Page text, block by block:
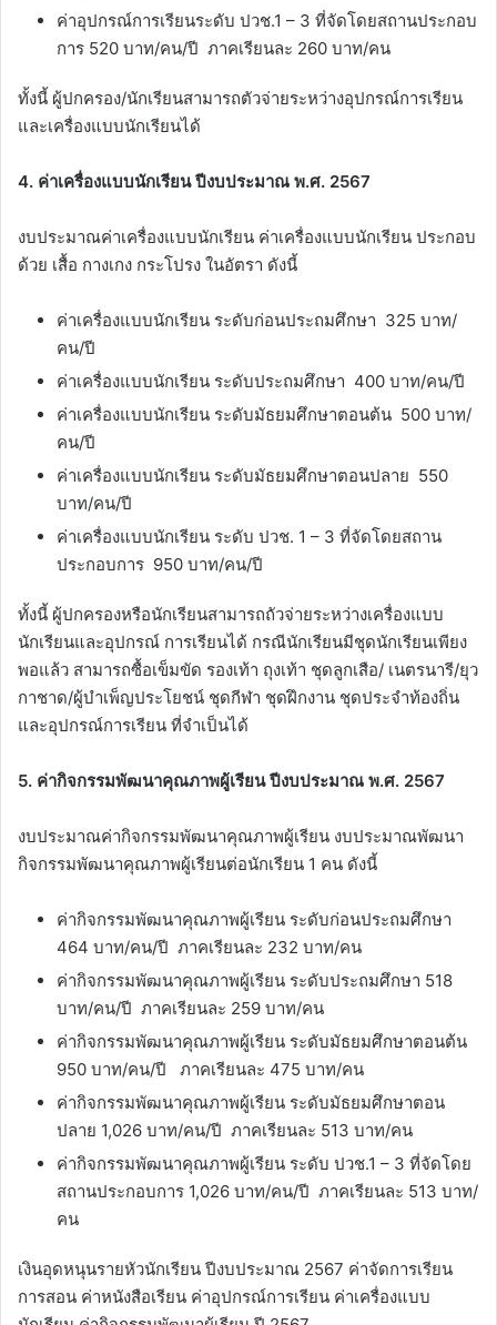
ค่าอุปกรณ์การเรียนระดับ ปวช.1 – 3 ที่จัดโดยสถานประกอบ
การ 520 บาท/คน/ปี ภาคเรียนละ 260 บาท/คน
ทั้งนี้ ผู้ปกครอง/นักเรียนสามารถตัวจ่ายระหว่างอุปกรณ์การเรียน
และเครื่องแบบนักเรียนได้
4. ค่าเครื่องแบบนักเรียน ปีงบประมาณ พ.ศ. 2567
งบประมาณค่าเครื่องแบบนักเรียน ค่าเครื่องแบบนักเรียน ประกอบ
ด้วย เสื้อ กางเกง กระโปรง ในอัตรา ดังนี้
ค่าเครื่องแบบนักเรียน ระดับก่อนประถมศึกษา 325 บาท/
คน/ปี
ค่าเครื่องแบบนักเรียน ระดับประถมศึกษา 400 บาท/คน/ปี
ค่าเครื่องแบบนักเรียน ระดับมัธยมศึกษาตอนต้น 500 บาท/
คน/ปี
ค่าเครื่องแบบนักเรียน ระดับมัธยมศึกษาตอนปลาย 550
บาท/คน/ปี
ค่าเครื่องแบบนักเรียน ระดับ ปวช. 1 – 3 ที่จัดโดยสถาน
ประกอบการ 950 บาท/คน/ปี
ทั้งนี้ ผู้ปกครองหรือนักเรียนสามารถถัวจ่ายระหว่างเครื่องแบบ
นักเรียนและอุปกรณ์ การเรียนได้ กรณีนักเรียนมีชุดนักเรียนเพียง
พอแล้ว สามารถซื้อเข็มขัด รองเท้า ถุงเท้า ชุดลูกเสือ/ เนตรนารี/ยุว
กาชาด/ผู้บำเพ็ญประโยชน์ ชุดกีฬา ชุดฝึกงาน ชุดประจำท้องถิ่น
และอุปกรณ์การเรียน ที่จำเป็นได้
5. ค่ากิจกรรมพัฒนาคุณภาพผู้เรียน ปีงบประมาณ พ.ศ. 2567
งบประมาณค่ากิจกรรมพัฒนาคุณภาพผู้เรียน งบประมาณพัฒนา
กิจกรรมพัฒนาคุณภาพผู้เรียนต่อนักเรียน 1 คน ดังนี้
ค่ากิจกรรมพัฒนาคุณภาพผู้เรียน ระดับก่อนประถมศึกษา
464 บาท/คน/ปี ภาคเรียนละ 232 บาท/คน
ค่ากิจกรรมพัฒนาคุณภาพผู้เรียน ระดับประถมศึกษา 518
บาท/คน/ปี ภาคเรียนละ 259 บาท/คน
ค่ากิจกรรมพัฒนาคุณภาพผู้เรียน ระดับมัธยมศึกษาตอนต้น
950 บาท/คน/ปี ภาคเรียนละ 475 บาท/คน
ค่ากิจกรรมพัฒนาคุณภาพผู้เรียน ระดับมัธยมศึกษาตอน
ปลาย 1,026 บาท/คน/ปี ภาคเรียนละ 513 บาท/คน
ค่ากิจกรรมพัฒนาคุณภาพผู้เรียน ระดับ ปวช.1 – 3 ที่จัดโดย
สถานประกอบการ 1,026 บาท/คน/ปี ภาคเรียนละ 513 บาท/
คน
เงินอุดหนุนรายหัวนักเรียน ปีงบประมาณ 2567 ค่าจัดการเรียน
การสอน ค่าหนังสือเรียน ค่าอุปกรณ์การเรียน ค่าเครื่องแบบ